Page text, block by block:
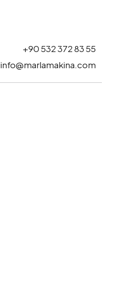
+90 532 372 83 55
info@marlamakina.com